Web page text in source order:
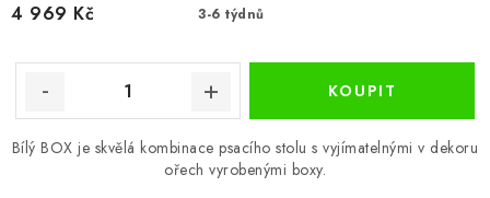
3-6 týdnů
4 969 Kč
Bílý BOX je skvělá kombinace psacího stolu s vyjímatelnými v dekoru
ořech vyrobenými boxy.